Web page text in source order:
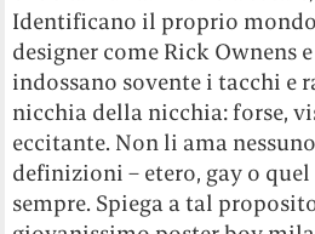
Identificano il proprio
designer come Rick Ownens
indossano sovente i tacchi e
nicchia della nicchia: forse,
eccitante. Non li ama
definizioni – etero, gay o quel
sempre. Spiega a tal